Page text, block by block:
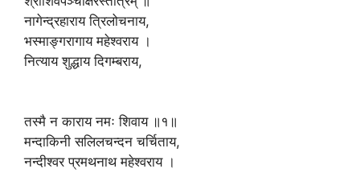
नागेन्द्रहाराय त्रिलोचनाय,
भस्माङ्गरागाय महेश्वराय ।
नित्याय शुद्धाय दिगम्बराय,
तस्मै न काराय नमः शिवाय ॥१॥
मन्दाकिनी सलिलचन्दन चर्चिताय,
नन्दीश्वर प्रमथनाथ महेश्वराय ।